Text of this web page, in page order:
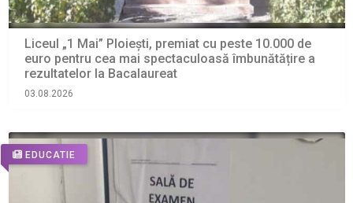
Liceul „1 Mai” Ploiești, premiat cu peste 10.000 de
euro pentru cea mai spectaculoasă îmbunătățire a
rezultatelor la Bacalaureat
03.08.2026
EDUCATIE